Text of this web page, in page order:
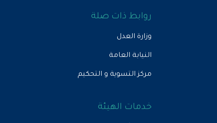
روابط ذات صلة
وزارة العدل
النيابة العامة
مركز التسوية و التحكيم
خدمات الهيئة